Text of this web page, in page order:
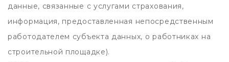
данные, связанные с услугами страхования,
информация, предоставленная непосредственным
работодателем субъекта данных, о работниках на
строительной площадке).